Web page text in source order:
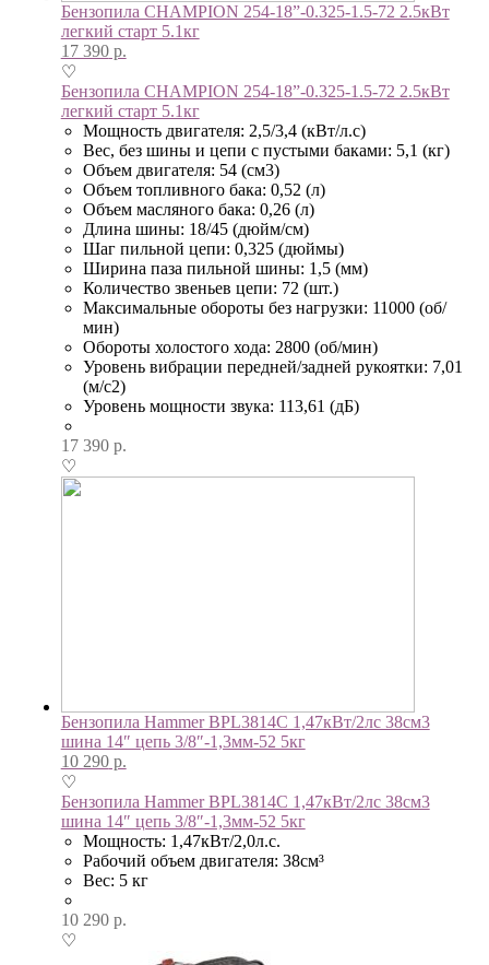
Бензопила CHAMPION 254-18”-0.325-1.5-72 2.5кВт
легкий старт 5.1кг
17 390р.
♡
Бензопила CHAMPION 254-18”-0.325-1.5-72 2.5кВт
легкий старт 5.1кг
Мощность двигателя: 2,5/3,4 (кВт/л.с)
Вес, без шины и цепи с пустыми баками: 5,1 (кг)
Объем двигателя: 54 (см3)
Объем топливного бака: 0,52 (л)
Объем масляного бака: 0,26 (л)
Длина шины: 18/45 (дюйм/см)
Шаг пильной цепи: 0,325 (дюймы)
Ширина паза пильной шины: 1,5 (мм)
Количество звеньев цепи: 72 (шт.)
Максимальные обороты без нагрузки: 11000 (об/
мин)
Обороты холостого хода: 2800 (об/мин)
Уровень вибрации передней/задней рукоятки: 7,01
(м/с2)
Уровень мощности звука: 113,61 (дБ)
17 390р.
♡
Бензопила Hammer BPL3814C 1,47кВт/2лс 38см3
шина 14″ цепь 3/8″-1,3мм-52 5кг
10 290р.
♡
Бензопила Hammer BPL3814C 1,47кВт/2лс 38см3
шина 14″ цепь 3/8″-1,3мм-52 5кг
Мощность: 1,47кВт/2,0л.с.
Рабочий объем двигателя: 38см³
Вес: 5 кг
10 290р.
♡